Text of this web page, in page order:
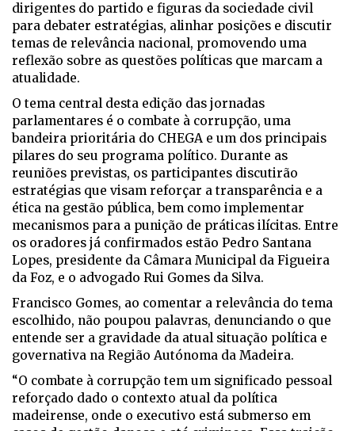
dirigentes do partido e figuras da sociedade civil
para debater estratégias, alinhar posições e discutir
temas de relevância nacional, promovendo uma
reflexão sobre as questões políticas que marcam a
atualidade.
O tema central desta edição das jornadas
parlamentares é o combate à corrupção, uma
bandeira prioritária do CHEGA e um dos principais
pilares do seu programa político. Durante as
reuniões previstas, os participantes discutirão
estratégias que visam reforçar a transparência e a
ética na gestão pública, bem como implementar
mecanismos para a punição de práticas ilícitas. Entre
os oradores já confirmados estão Pedro Santana
Lopes, presidente da Câmara Municipal da Figueira
da Foz, e o advogado Rui Gomes da Silva.
Francisco Gomes, ao comentar a relevância do tema
escolhido, não poupou palavras, denunciando o que
entende ser a gravidade da atual situação política e
governativa na Região Autónoma da Madeira.
“O combate à corrupção tem um significado pessoal
reforçado dado o contexto atual da política
madeirense, onde o executivo está submerso em